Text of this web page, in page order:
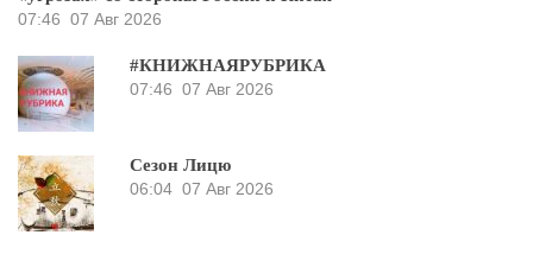
07:46 07 Авг 2026
#КНИЖНАЯРУБРИКА
07:46 07 Авг 2026
Сезон Лицю
06:04 07 Авг 2026